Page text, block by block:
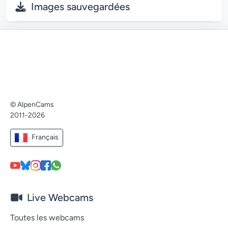
Images sauvegardées
© AlpenCams
2011-2026
Français
Live Webcams
Toutes les webcams